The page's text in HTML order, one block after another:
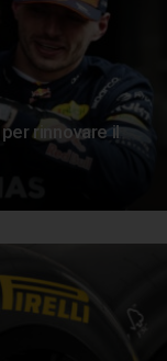
rinnovare il